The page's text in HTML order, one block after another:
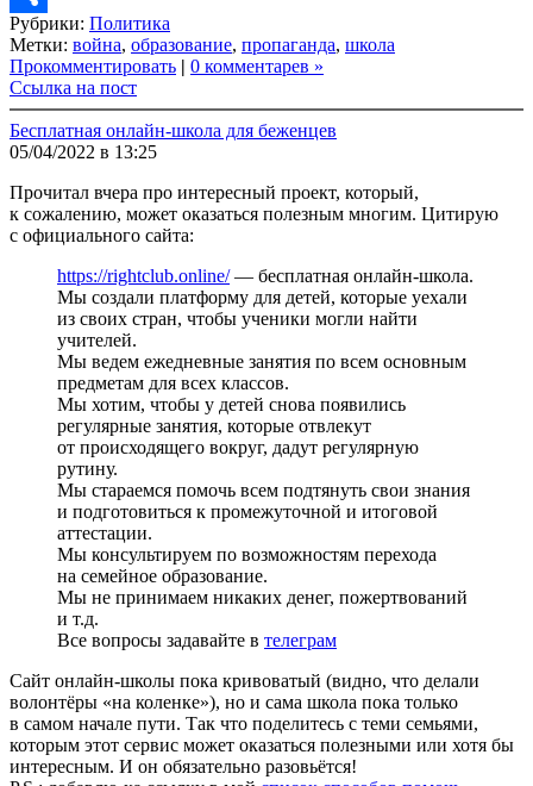
Link
Share
Рубрики: Политика
Метки: война, образование, пропаганда, школа
Прокомментировать | 0 комментарев »
Ссылка на пост
Бесплатная онлайн-школа для беженцев
05/04/2022 в 13:25
Прочитал вчера про интересный проект, который,
к сожалению, может оказаться полезным многим. Цитирую
с официального сайта:
https://rightclub.online/— бесплатная онлайн-школа.
Мы создали платформу для детей, которые уехали
из своих стран, чтобы ученики могли найти
учителей.
Мы ведем ежедневные занятия по всем основным
предметам для всех классов.
Мы хотим, чтобы у детей снова появились
регулярные занятия, которые отвлекут
от происходящего вокруг, дадут регулярную
рутину.
Мы стараемся помочь всем подтянуть свои знания
и подготовиться к промежуточной и итоговой
аттестации.
Мы консультируем по возможностям перехода
на семейное образование.
Мы не принимаем никаких денег, пожертвований
и т.д.
Все вопросы задавайте в телеграм
Сайт онлайн-школы пока кривоватый (видно, что делали
волонтёры «на коленке»), но и сама школа пока только
в самом начале пути. Так что поделитесь с теми семьями,
которым этот сервис может оказаться полезными или хотя бы
интересным. И он обязательно разовьётся!